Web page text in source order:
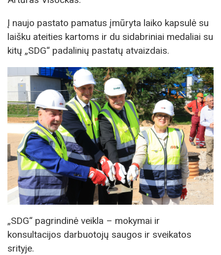
Į naujo pastato pamatus įmūryta laiko kapsulė su
laišku ateities kartoms ir du sidabriniai medaliai su
kitų „SDG“ padalinių pastatų atvaizdais.
„SDG“ pagrindinė veikla – mokymai ir
konsultacijos darbuotojų saugos ir sveikatos
srityje.